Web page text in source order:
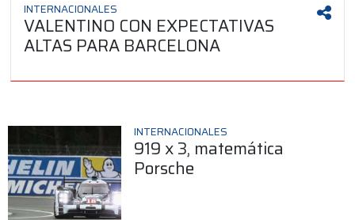
INTERNACIONALES
VALENTINO CON EXPECTATIVAS
ALTAS PARA BARCELONA
INTERNACIONALES
919 x 3, matemática
Porsche